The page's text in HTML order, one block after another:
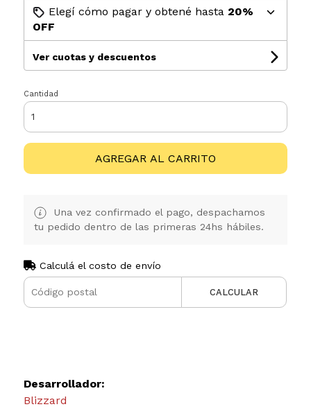
Elegí cómo pagar y obtené hasta 20%
OFF
Ver cuotas y descuentos
Cantidad
AGREGAR AL CARRITO
Una vez confirmado el pago, despachamos
tu pedido dentro de las primeras 24hs hábiles.
Calculá el costo de envío
CALCULAR
Desarrollador:
Blizzard